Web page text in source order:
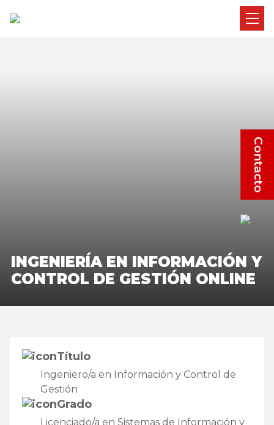
INGENIERÍA EN INFORMACIÓN Y
CONTROL DE GESTIÓN ONLINE
Título
Ingeniero/a en Información y Control de
Gestión
Grado
Licenciado/a en Sistemas de Información y
Contacto